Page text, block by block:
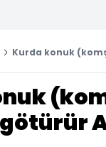
Kurda konuk